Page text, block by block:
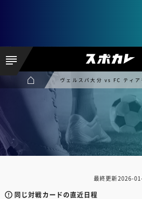
ヴェルスパ大分 vs FC ティア
最終更新2026-
同じ対戦カードの直近日程